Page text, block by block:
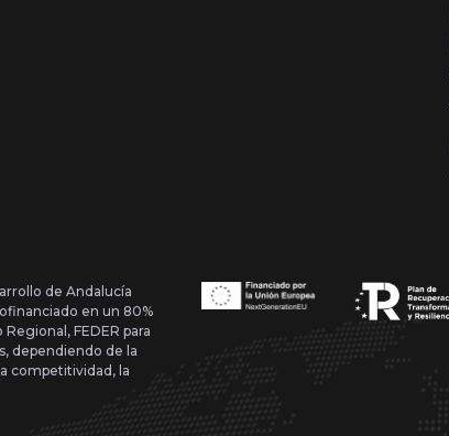
de Andalucía
en un 80%
FEDER para
dependiendo de la
competitividad, la